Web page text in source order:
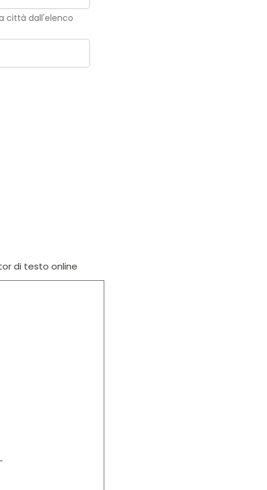
città dall'elenco
di testo online